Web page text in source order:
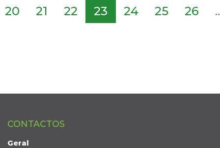
20 21 22 23 24 25 26
CONTACTOS
Geral